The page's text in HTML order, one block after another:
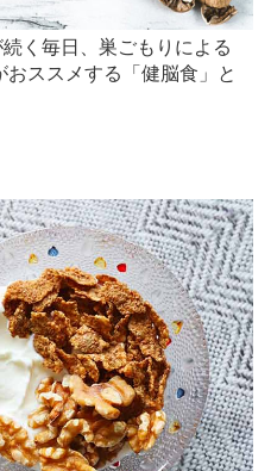
く毎日、巣ごもりによる
ススメする「健脳食」と